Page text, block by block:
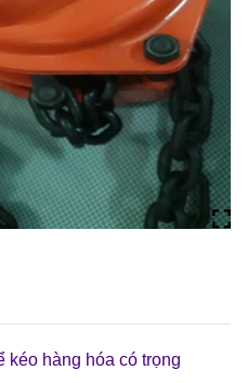
kéo hàng hóa có trọng